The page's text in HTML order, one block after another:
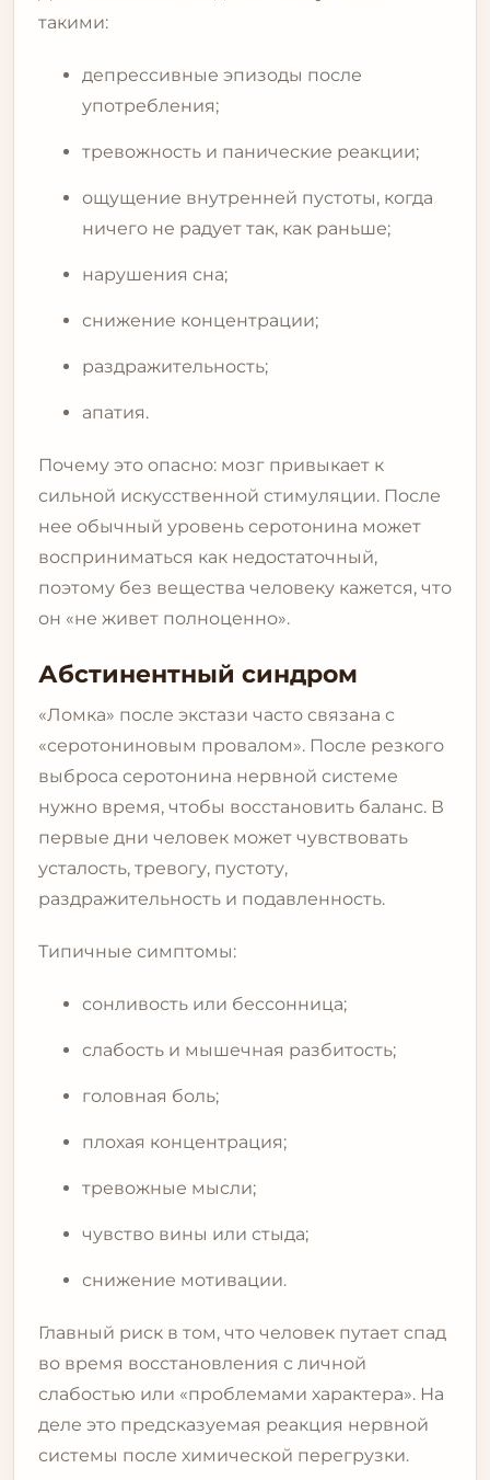
такими:
депрессивные эпизоды после
употребления;
тревожность и панические реакции;
ощущение внутренней пустоты, когда
ничего не радует так, как раньше;
нарушения сна;
снижение концентрации;
раздражительность;
апатия.
Почему это опасно: мозг привыкает к
сильной искусственной стимуляции. После
нее обычный уровень серотонина может
восприниматься как недостаточный,
поэтому без вещества человеку кажется, что
он «не живет полноценно».
Абстинентный синдром
«Ломка» после экстази часто связана с
«серотониновым провалом». После резкого
выброса серотонина нервной системе
нужно время, чтобы восстановить баланс. В
первые дни человек может чувствовать
усталость, тревогу, пустоту,
раздражительность и подавленность.
Типичные симптомы:
сонливость или бессонница;
слабость и мышечная разбитость;
головная боль;
плохая концентрация;
тревожные мысли;
чувство вины или стыда;
снижение мотивации.
Главный риск в том, что человек путает спад
во время восстановления с личной
слабостью или «проблемами характера». На
деле это предсказуемая реакция нервной
системы после химической перегрузки.